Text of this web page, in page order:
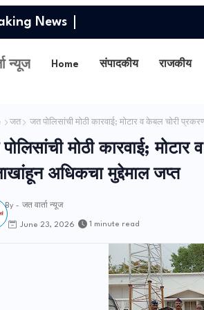
News
न्यूज Home संपादकीय राजकीय
जत जत पोलिसांची मोठी कारवाई; मोटार व केबल चोरी
मोठी कारवाई;
अधिकचा मुद्देमाल जप्त
By - जत वार्ता न्यूज
June 23, 2026 1 minute read